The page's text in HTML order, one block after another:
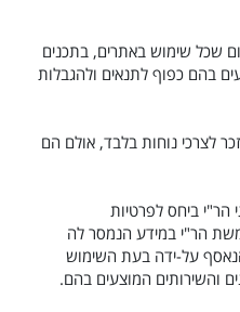
שכל שימוש באתרים, בתכנים
בהם כפוף לתנאים ולהגבלות
לצרכי נוחות בלבד, אולם הם
הר"י ביחס לפרטיות
הר"י במידע הנמסר לה
על-ידה בעת השימוש
והשירותים המוצעים בהם.